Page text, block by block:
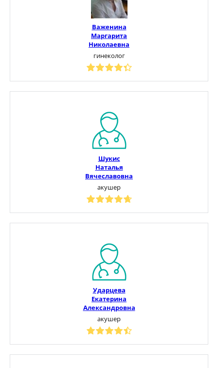
Важенина
Маргарита
Николаевна
гинеколог
Шукис
Наталья
Вячеславовна
акушер
Ударцева
Екатерина
Александровна
акушер